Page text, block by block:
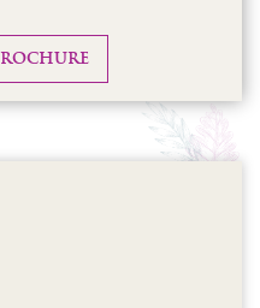
Hãy để lại sự căng thẳng
tôi.